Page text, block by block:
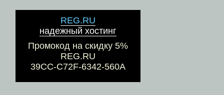
REG.RU
надежный хостинг
Промокод на скидку 5%
REG.RU
39CC-C72F-6342-560A